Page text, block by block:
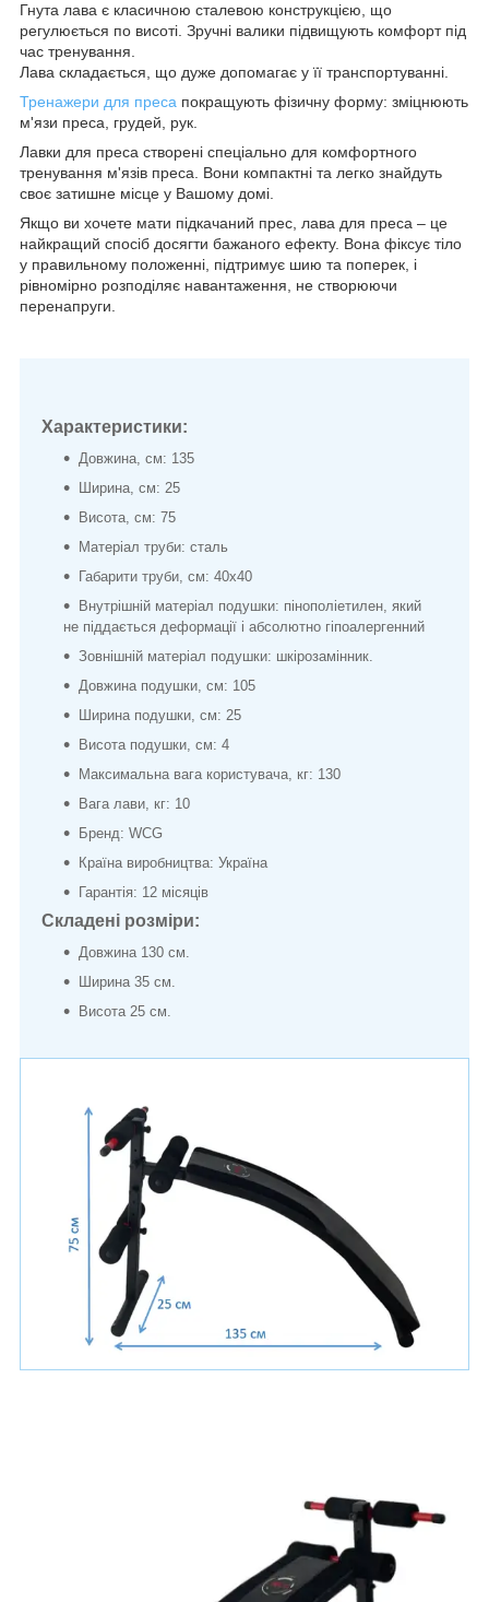
Гнута лава є класичною сталевою конструкцією, що
регулюється по висоті. Зручні валики підвищують комфорт під
час тренування.
Лава складається, що дуже допомагає у її транспортуванні.
Тренажери для преса покращують фізичну форму: зміцнюють
м'язи преса, грудей, рук.
Лавки для преса створені спеціально для комфортного
тренування м'язів преса. Вони компактні та легко знайдуть
своє затишне місце у Вашому домі.
Якщо ви хочете мати підкачаний прес, лава для преса – це
найкращий спосіб досягти бажаного ефекту. Вона фіксує тіло
у правильному положенні, підтримує шию та поперек, і
рівномірно розподіляє навантаження, не створюючи
перенапруги.
Характеристики:
Довжина, см: 135
Ширина, см: 25
Висота, см: 75
Матеріал труби: сталь
Габарити труби, см: 40х40
Внутрішній матеріал подушки: пінополіетилен, який
не піддається деформації і абсолютно гіпоалергенний
Зовнішній матеріал подушки: шкірозамінник.
Довжина подушки, см: 105
Ширина подушки, см: 25
Висота подушки, см: 4
Максимальна вага користувача, кг: 130
Вага лави, кг: 10
Бренд: WCG
Країна виробництва: Україна
Гарантія: 12 місяців
Складені розміри:
Довжина 130 см.
Ширина 35 см.
Висота 25 см.